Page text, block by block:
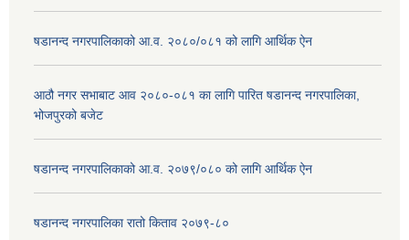
षडानन्द नगरपालिकाको आ.व. २०८०/०८१ को लागि आर्थिक ऐन
आठौ नगर सभाबाट आव २०८०-०८१ का लागि पारित षडानन्द नगरपालिका,
भोजपुरको बजेट
षडानन्द नगरपालिकाको आ.व. २०७९/०८० को लागि आर्थिक ऐन
षडानन्द नगरपालिका रातो किताव २०७९-८०